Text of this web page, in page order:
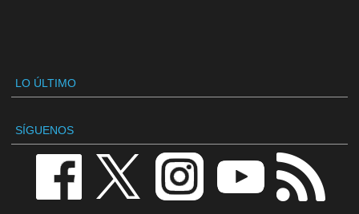
LO ÚLTIMO
SÍGUENOS